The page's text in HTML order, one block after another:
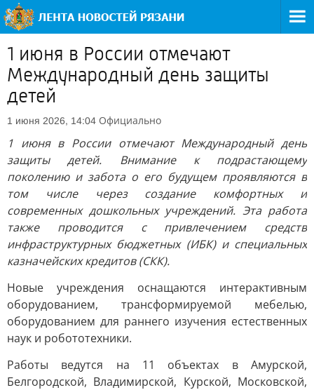
1 июня в России отмечают
Международный день защиты
детей
1 июня 2026, 14:04 Официально
1 июня в России отмечают Международный день
защиты детей. Внимание к подрастающему
поколению и забота о его будущем проявляются в
том числе через создание комфортных и
современных дошкольных учреждений. Эта работа
также проводится с привлечением средств
инфраструктурных бюджетных (ИБК) и специальных
казначейских кредитов (СКК).
Новые учреждения оснащаются интерактивным
оборудованием, трансформируемой мебелью,
оборудованием для раннего изучения естественных
наук и робототехники.
Работы ведутся на 11 объектах в Амурской,
Белгородской, Владимирской, Курской, Московской,